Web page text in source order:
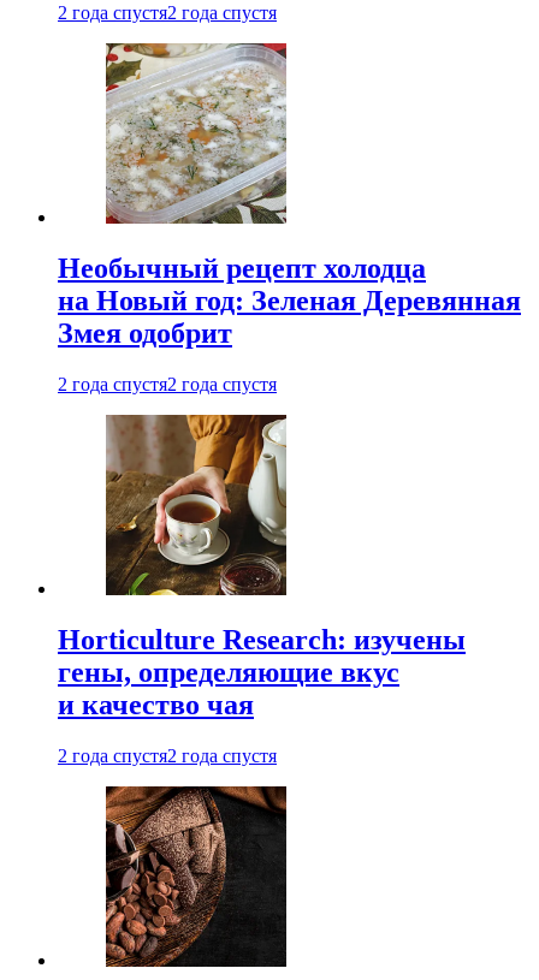
2 года спустя2 года спустя
Необычный рецепт холодца
на Новый год: Зеленая Деревянная
Змея одобрит
2 года спустя2 года спустя
Horticulture Research: изучены
гены, определяющие вкус
и качество чая
2 года спустя2 года спустя